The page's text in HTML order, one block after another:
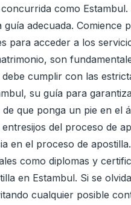
como
adecuada. Comience
acceder a los
son
cumplir con las
su guía para
que ponga un pie en el
del proceso de
en el proceso de
como diplomas y
en Estambul. Si se
cualquier posible